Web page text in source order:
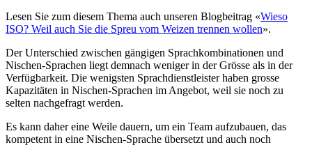
Lesen Sie zum diesem Thema auch unseren Blogbeitrag «Wieso
ISO? Weil auch Sie die Spreu vom Weizen trennen wollen».
Der Unterschied zwischen gängigen Sprachkombinationen und
Nischen-Sprachen liegt demnach weniger in der Grösse als in der
Verfügbarkeit. Die wenigsten Sprachdienstleister haben grosse
Kapazitäten in Nischen-Sprachen im Angebot, weil sie noch zu
selten nachgefragt werden.
Es kann daher eine Weile dauern, um ein Team aufzubauen, das
kompetent in eine Nischen-Sprache übersetzt und auch noch